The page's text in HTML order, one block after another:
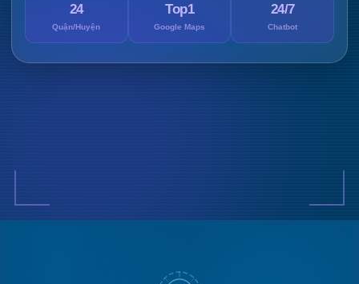
24
Quận/Huyện
Top1
Google Maps
24/7
Chatbot